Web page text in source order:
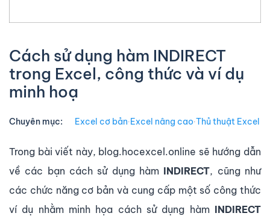
Cách sử dụng hàm INDIRECT
trong Excel, công thức và ví dụ
minh hoạ
Chuyên mục: Excel cơ bản∙Excel nâng cao∙Thủ thuật Excel
Trong bài viết này, blog.hocexcel.online sẽ hướng dẫn
về các bạn cách sử dụng hàm INDIRECT, cũng như
các chức năng cơ bản và cung cấp một số công thức
ví dụ nhằm minh họa cách sử dụng hàm INDIRECT